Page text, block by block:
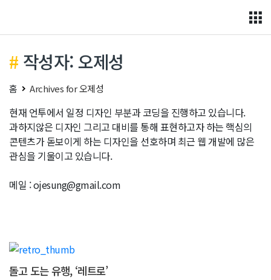
content
작성자:오제성
홈 Archives for 오제성
현재 언투에서 일정 디자인 부분과 코딩을 진행하고 있습니다.
과하지않은 디자인 그리고 대비를 통해 표현하고자 하는 핵심의
콘텐츠가 돋보이게 하는 디자인을 선호하며 최근 웹 개발에 많은
관심을 기울이고 있습니다.
메일 :ojesung@gmail.com
돌고 도는 유행, ‘레트로’